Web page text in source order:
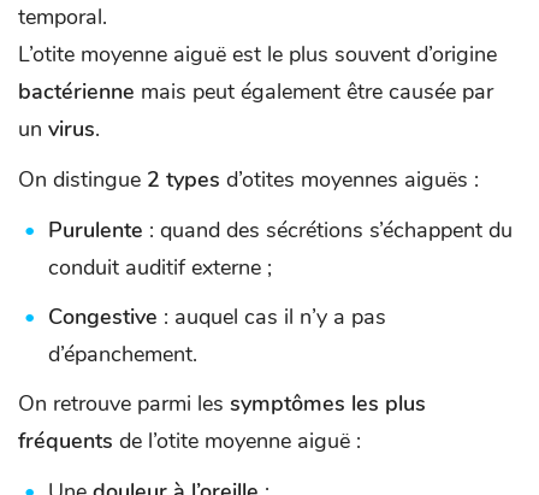
temporal.
L’otite moyenne aiguë est le plus souvent d’origine
bactérienne mais peut également être causée par
un virus.
On distingue 2 types d’otites moyennes aiguës :
Purulente : quand des sécrétions s’échappent du
conduit auditif externe ;
Congestive : auquel cas il n’y a pas
d’épanchement.
On retrouve parmi les symptômes les plus
fréquents de l’otite moyenne aiguë :